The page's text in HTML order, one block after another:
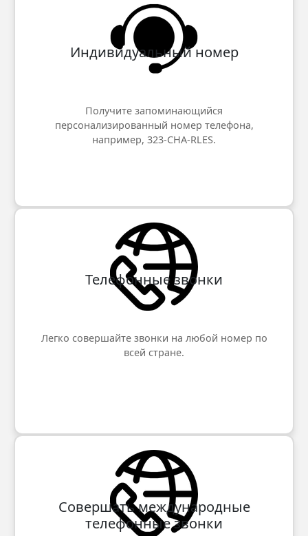
Индивидуальный номер
Получите запоминающийся
персонализированный номер телефона,
например, 323-CHA-RLES.
Телефонные звонки
Легко совершайте звонки на любой номер по
всей стране.
Совершать международные
телефонные звонки